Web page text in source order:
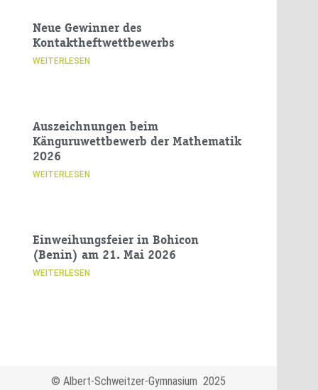
Neue Gewinner des
Kontaktheftwettbewerbs
WEITERLESEN
Auszeichnungen beim
Känguruwettbewerb der Mathematik
2026
WEITERLESEN
Einweihungsfeier in Bohicon
(Benin) am 21. Mai 2026
WEITERLESEN
© Albert-Schweitzer-Gymnasium 2025